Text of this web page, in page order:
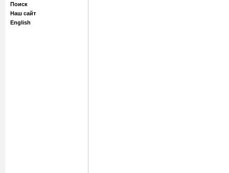
Поиск
Наш сайт
English